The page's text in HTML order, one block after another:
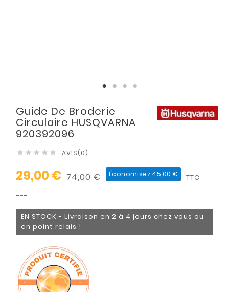
Guide De Broderie
Circulaire HUSQVARNA
920392096
     AVIS(0)
29,00 € 74,00 € Économisez 45,00 € TTC
---
EN STOCK - Livraison en 2 à 4 jours chez vous ou
en point relais !